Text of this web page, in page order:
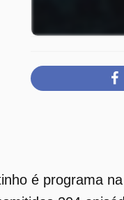
é programa